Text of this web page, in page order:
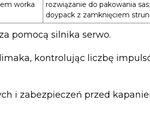
worka
rozwiązanie do pakowania
doypack z zamknięciem
pomocą silnika serwo.
kontrolując liczbę
i zabezpieczeń przed